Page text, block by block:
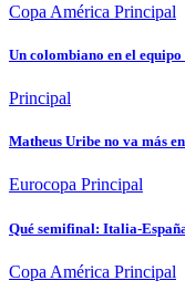
Copa América Principal
Un colombiano en el
Principal
Matheus Uribe no va más
Eurocopa Principal
Qué semifinal: Italia-
Copa América Principal